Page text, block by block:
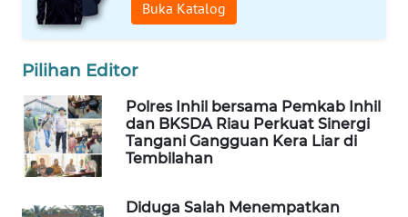
Buka Katalog
Pilihan Editor
Polres Inhil bersama Pemkab Inhil
dan BKSDA Riau Perkuat Sinergi
Tangani Gangguan Kera Liar di
Tembilahan
Diduga Salah Menempatkan
WAHANA
SELEB
WAHANA
PERSONA
WAHANA
OTOMOTIF
WAHANA